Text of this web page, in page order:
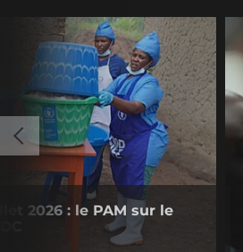
2026 : le PAM sur le